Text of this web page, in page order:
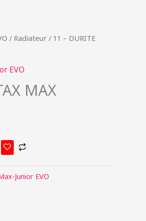
/ Radiateur / 11 – DURITE
EVO
MAX
Junior EVO